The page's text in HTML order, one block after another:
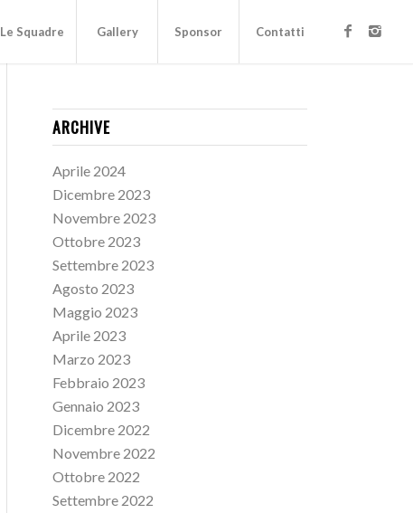
Le Squadre Gallery Sponsor Contatti
ARCHIVE
Aprile 2024
Dicembre 2023
Novembre 2023
Ottobre 2023
Settembre 2023
Agosto 2023
Maggio 2023
Aprile 2023
Marzo 2023
Febbraio 2023
Gennaio 2023
Dicembre 2022
Novembre 2022
Ottobre 2022
Settembre 2022